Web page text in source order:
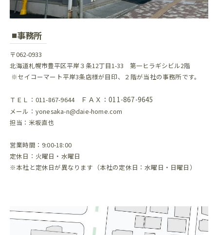
事務所
〒062-0933
北海道札幌市豊平区平岸３条12丁目1-33 第一ヒラギシビル2階
※セイコーマート平岸3条店様が目印、２階が当社の事務所です。
ＴＥＬ：011-867-9644 ＦＡＸ：011-867-9645
メール：yonesaka-n@daie-home.com
担当：米坂直也
営業時間：9:00-18:00
定休日：火曜日・水曜日
※本社と定休日が異なります（本社の定休日：水曜日・日曜日）